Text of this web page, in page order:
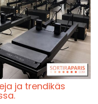
ja trendikäs